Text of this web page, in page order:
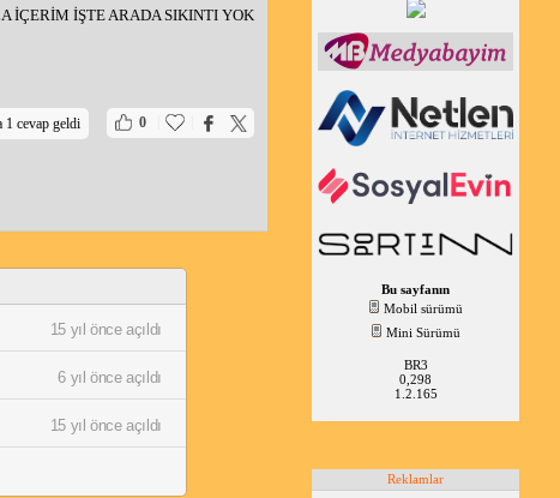
İÇERİM İŞTE ARADA SIKINTI YOK
0
1 cevap geldi
15 yıl önce açıldı
6 yıl önce açıldı
15 yıl önce açıldı
Bu sayfanın
Mobil sürümü
Mini Sürümü
BR3
0,298
1.2.165
Reklamlar